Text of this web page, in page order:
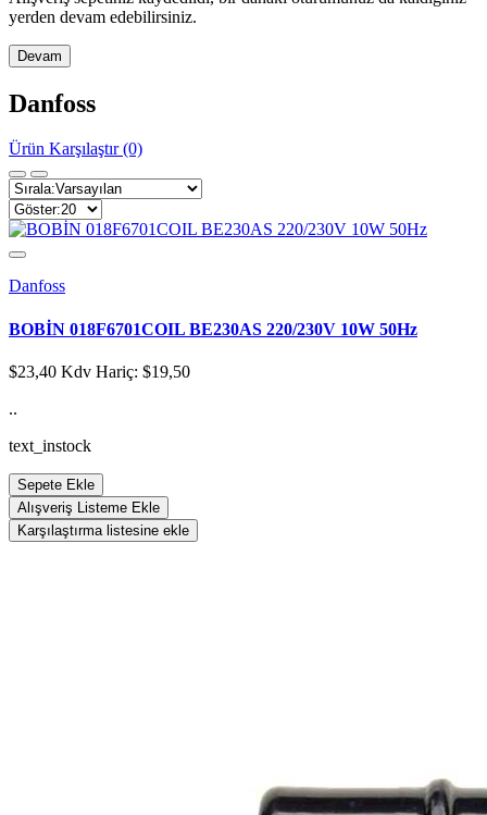
yerden devam edebilirsiniz.
Devam
Danfoss
Ürün Karşılaştır (0)
Danfoss
BOBİN 018F6701COIL BE230AS 220/230V 10W 50Hz
$23,40 Kdv Hariç: $19,50
..
text_instock
Sepete Ekle
Alışveriş Listeme Ekle
Karşılaştırma listesine ekle